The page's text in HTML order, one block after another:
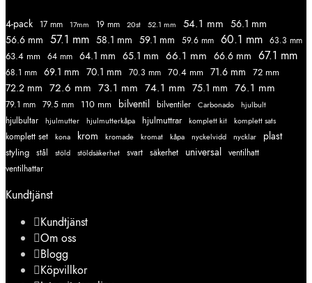
4-pack 17 mm 17mm 19 mm 20st 52.1 mm 54.1 mm 56.1 mm
56.6 mm 57.1 mm 58.1 mm 59.1 mm 59.6 mm 60.1 mm 63.3 mm
63.4 mm 64 mm 64.1 mm 65.1 mm 66.1 mm 66.6 mm 67.1 mm
68.1 mm 69.1 mm 70.1 mm 70.3 mm 70.4 mm 71.6 mm 72 mm
72.2 mm 72.6 mm 73.1 mm 74.1 mm 75.1 mm 76.1 mm
79.1 mm 79.5 mm 110 mm bilventil bilventiler Carbonado hjulbult
hjulbultar hjulmutter hjulmutterkåpa hjulmuttrar komplett kit komplett sats
komplett set kona krom kromade kromat kåpa nyckelvidd nycklar
plast
styling
stål stöld stöldsäkerhet svart säkerhet universal ventilhatt
ventilhattar
Kundtjänst
Kundtjänst
Om oss
Blogg
Köpvillkor